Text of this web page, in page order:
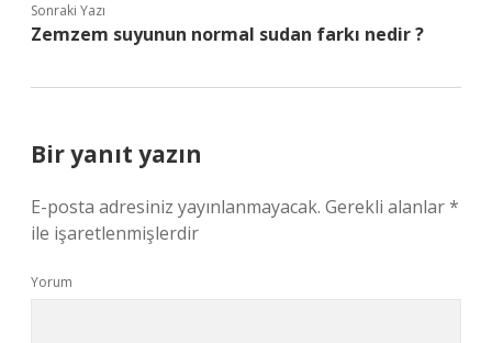
Sonraki Yazı
Zemzem suyunun normal sudan farkı nedir ?
Bir yanıt yazın
E-posta adresiniz yayınlanmayacak. Gerekli alanlar*
ile işaretlenmişlerdir
Yorum